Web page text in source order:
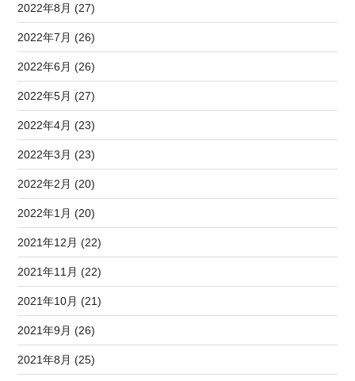
2022年8月 (27)
2022年7月 (26)
2022年6月 (26)
2022年5月 (27)
2022年4月 (23)
2022年3月 (23)
2022年2月 (20)
2022年1月 (20)
2021年12月 (22)
2021年11月 (22)
2021年10月 (21)
2021年9月 (26)
2021年8月 (25)